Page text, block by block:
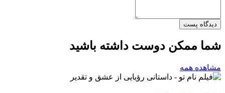
دیدگاه پست
شما ممکن دوست داشته باشید
مشاهده همه